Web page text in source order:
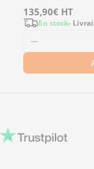
Prix
régulier
135,90€ HT
En stock-